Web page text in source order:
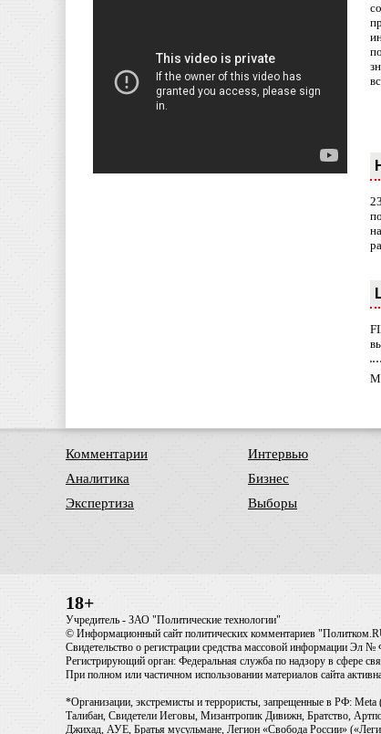
Комментарии
Аналитика
Экспертиза
Интервью
Бизнес
Выборы
18+
Учредитель - ЗАО "Политические технологии"
© Информационный сайт политических комментариев
Свидетельство о регистрации средства массовой информации Эл
Регистрирующий орган: Федеральная служба по надзору в сфере
При полном или частичном использовании материалов сайта
*Организации, экстремисты и террористы, запрещенные в РФ:
Талибан, Свидетели Иеговы, Мизантропик Дивижн, Братство,
Джихад, АУЕ, Братья мусульмане, Легион «Свобода России»